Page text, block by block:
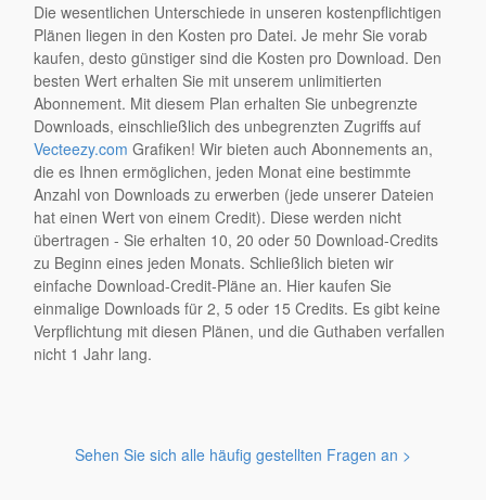
Die wesentlichen Unterschiede in unseren kostenpflichtigen
Plänen liegen in den Kosten pro Datei. Je mehr Sie vorab
kaufen, desto günstiger sind die Kosten pro Download. Den
besten Wert erhalten Sie mit unserem unlimitierten
Abonnement. Mit diesem Plan erhalten Sie unbegrenzte
Downloads, einschließlich des unbegrenzten Zugriffs auf
Vecteezy.com Grafiken! Wir bieten auch Abonnements an,
die es Ihnen ermöglichen, jeden Monat eine bestimmte
Anzahl von Downloads zu erwerben (jede unserer Dateien
hat einen Wert von einem Credit). Diese werden nicht
übertragen - Sie erhalten 10, 20 oder 50 Download-Credits
zu Beginn eines jeden Monats. Schließlich bieten wir
einfache Download-Credit-Pläne an. Hier kaufen Sie
einmalige Downloads für 2, 5 oder 15 Credits. Es gibt keine
Verpflichtung mit diesen Plänen, und die Guthaben verfallen
nicht 1 Jahr lang.
Sehen Sie sich alle häufig gestellten Fragen an >